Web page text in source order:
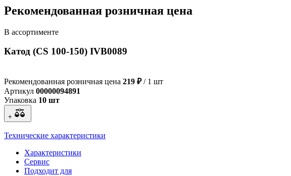
Рекомендованная розничная цена
В ассортименте
Катод (CS 100-150) IVB0089
Рекомендованная розничная цена 219 ₽/ 1 шт
Артикул 00000094891
Упаковка 10 шт
+
Технические характеристики
Характеристики
Сервис
Подходит для